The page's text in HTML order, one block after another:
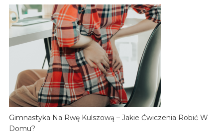
Gimnastyka Na Rwę Kulszową – Jakie Ćwiczenia Robić W
Domu?